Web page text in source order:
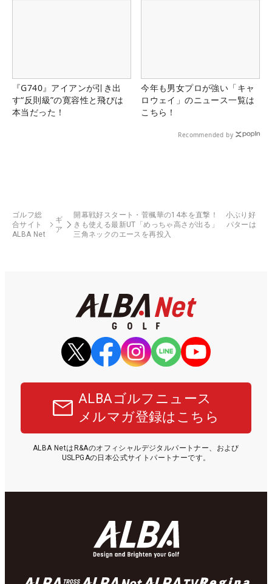
『G740』アイアンが引き出
す“反則級”の寛容性と飛びは
本当だった！
今年も男女プロが強い「キャ
ロウェイ」のニュース一覧は
こちら！
Recommended by
ゴルフ総
合サイト
ALBA Net
ギ
ア
開幕戦好スタート・菅楓華の14本を直撃！ 小ぶり好
きも使える最新UT「めっちゃ高さが出る」 パターは
三角ネックのエースを再投入
ALBAゴルフニュース
メルマガ登録はこちら
ALBA NetはR&Aのオフィシャルデジタルパートナー、および
USLPGAの日本公式サイトパートナーです。